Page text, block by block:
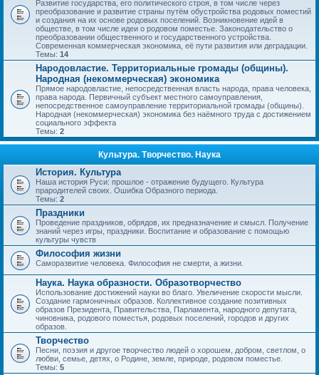
Развитие государства, его политического строя, в том числе через
преобразование и развитие страны путём обустройства родовых поместий
и создания на их основе родовых поселений. Возникновение идей в
обществе, в том числе идеи о родовом поместье. Законодательство о
преобразовании общественного и государственного устройства.
Современная коммерческая экономика, её пути развития или деградации.
Темы: 14
Народовластие. Территориальные громады (общины).
Народная (некоммерческая) экономика
Прямое народовластие, непосредственная власть народа, права человека,
права народа. Первичный субъект местного самоуправления,
непосредственное самоуправление территориальной громады (общины).
Народная (некоммерческая) экономика без наёмного труда с достижением
социального эффекта
Темы: 2
Культура. Творчество. Наука
История. Культура
Наша история Руси: прошлое - отражение будущего. Культура
прародителей своих. Ошибка Образного периода.
Темы: 2
Праздники
Проведение праздников, обрядов, их предназначение и смысл. Получение
знаний через игры, праздники. Воспитание и образование с помощью
культуры чувств
Философия жизни
Саморазвитие человека. Философия не смерти, а жизни.
Наука. Наука образности. Образотворчество
Использование достижений науки во благо. Увеличение скорости мысли.
Создание гармоничных образов. Коллективное создание позитивных
образов Президента, Правительства, Парламента, народного депутата,
чиновника, родового поместья, родовых поселений, городов и других
образов.
Творчество
Песни, поэзия и другое творчество людей о хорошем, добром, светлом, о
любви, семье, детях, о Родине, земле, природе, родовом поместье.
Темы: 5